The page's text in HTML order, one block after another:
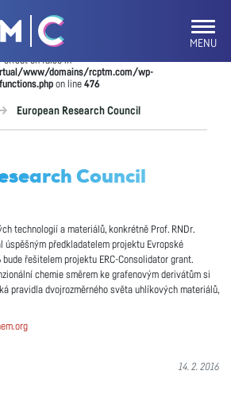
offset on false in
www/domains/rcptm.com/wp-
on line 476
MENU
European Research Council
Council
technologií a materiálů, konkrétně Prof. RNDr.
úspěšným předkladatelem projektu Evropské
bude řešitelem projektu ERC-Consolidator grant.
chemie směrem ke grafenovým derivátům si
pravidla dvojrozměrného světa uhlíkových materiálů,
14. 2. 2016